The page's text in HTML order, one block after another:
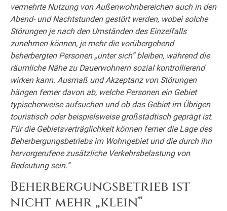
vermehrte Nutzung von Außenwohnbereichen auch in den
Abend- und Nachtstunden gestört werden, wobei solche
Störungen je nach den Umständen des Einzelfalls
zunehmen können, je mehr die vorübergehend
beherbergten Personen „unter sich“ bleiben, während die
räumliche Nähe zu Dauerwohnern sozial kontrollierend
wirken kann. Ausmaß und Akzeptanz von Störungen
hängen ferner davon ab, welche Personen ein Gebiet
typischerweise aufsuchen und ob das Gebiet im Übrigen
touristisch oder beispielsweise großstädtisch geprägt ist.
Für die Gebietsverträglichkeit können ferner die Lage des
Beherbergungsbetriebs im Wohngebiet und die durch ihn
hervorgerufene zusätzliche Verkehrsbelastung von
Bedeutung sein.“
Beherbergungsbetrieb ist
nicht mehr „klein“